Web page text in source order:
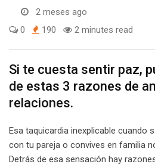
2 meses ago
0
190 2 minutes read
Si te cuesta sentir paz,
de estas 3 razones de
relaciones.
Esa taquicardia inexplicable cuando
con tu pareja o convives en familia
Detrás de esa sensación hay